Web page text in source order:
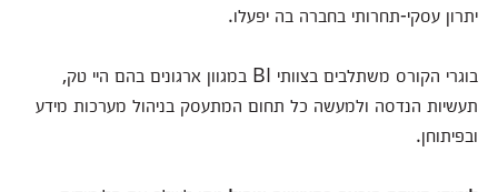
יתרון עסקי-תחרותי בחברה בה יפעלו.
בוגרי הקורס משתלבים בצוותי BI במגוון ארגונים בהם היי טק,
תעשיות הנדסה ולמעשה כל תחום המתעסק בניהול מערכות מידע
ובפיתוחן.